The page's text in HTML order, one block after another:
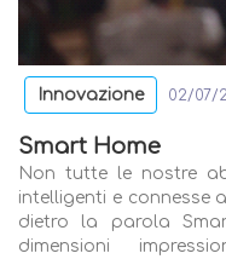
Innovazione 02/07/
Smart Home
Non tutte le nostre
intelligenti e connesse
dietro la parola
dimensioni